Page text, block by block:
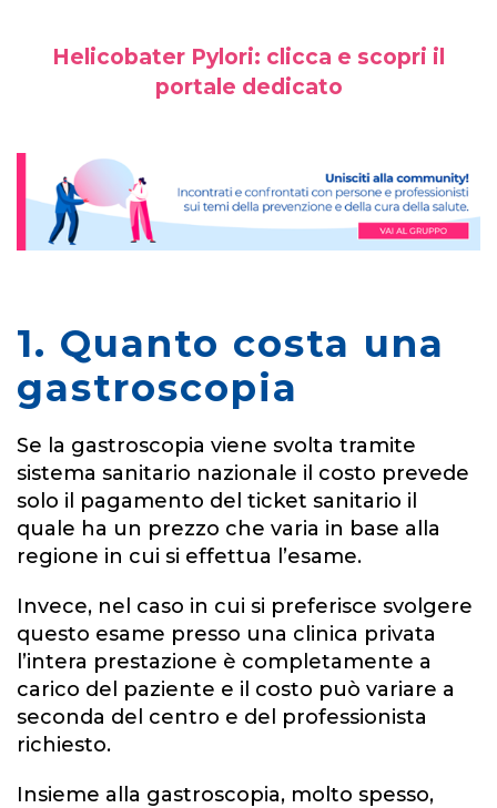
Helicobater Pylori: clicca e scopri il
portale dedicato
1. Quanto costa una
gastroscopia
Se la gastroscopia viene svolta tramite
sistema sanitario nazionale il costo prevede
solo il pagamento del ticket sanitario il
quale ha un prezzo che varia in base alla
regione in cui si effettua l’esame.
Invece, nel caso in cui si preferisce svolgere
questo esame presso una clinica privata
l’intera prestazione è completamente a
carico del paziente e il costo può variare a
seconda del centro e del professionista
richiesto.
Insieme alla gastroscopia, molto spesso,